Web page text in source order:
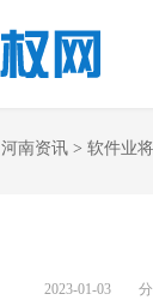
河南资讯 > 软件业
2023-01-03